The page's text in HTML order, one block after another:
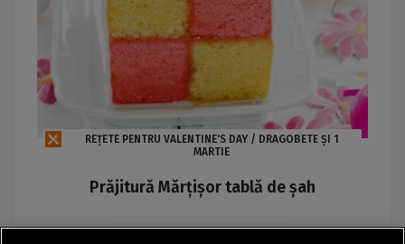
REȚETE PENTRU VALENTINE'S DAY / DRAGOBETE ȘI 1
MARTIE
Prăjitură Mărțișor tablă de șah